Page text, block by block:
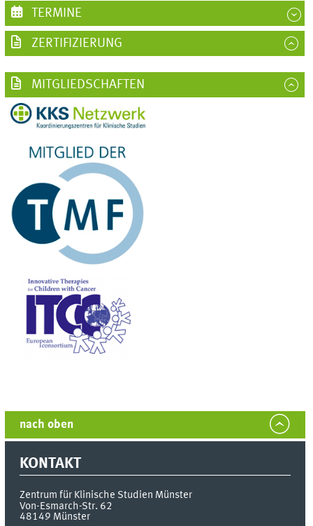
TERMINE
ZERTIFIZIERUNG
MITGLIEDSCHAFTEN
nach oben
KONTAKT
Zentrum für Klinische Studien Münster
Von-Esmarch-Str. 62
48149 Münster